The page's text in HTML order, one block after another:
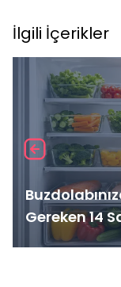
İlgili İçerikler
Gereken 14